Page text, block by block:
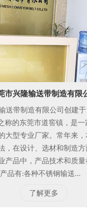
市兴隆输送带制造有限
送带制造有限公司创建
称的东莞市道窖镇，是一
大型专业厂家。常年来
，在设计、选材和制造
产品中，产品技术和质
品有:各种不锈钢输送...
了解更多